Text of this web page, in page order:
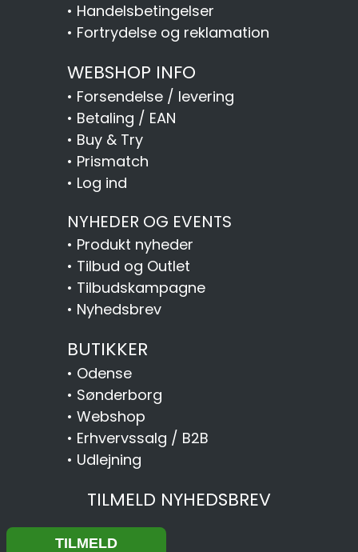
• Handelsbetingelser
• Fortrydelse og reklamation
WEBSHOP INFO
• Forsendelse / levering
• Betaling / EAN
• Buy & Try
• Prismatch
• Log ind
NYHEDER OG EVENTS
• Produkt nyheder
• Tilbud og Outlet
• Tilbudskampagne
• Nyhedsbrev
BUTIKKER
• Odense
• Sønderborg
• Webshop
• Erhvervssalg / B2B
• Udlejning
TILMELD NYHEDSBREV